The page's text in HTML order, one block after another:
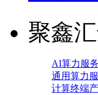
聚鑫
AI算力服
通用算力
计算终端